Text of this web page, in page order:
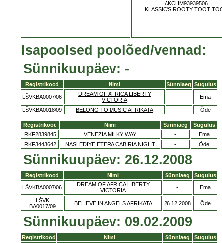
AKCHM93939506
KLASSIC'S ROOTY TOOT
Isapoolsed poolõed/vennad:
Sünnikuupäev: -
Registrikood Nimi Sünniaeg Sugulus
LŠVKBA0007/06
DREAM OF AFRICA LIBERTY
VICTORIA
- Ema
LŠVKBA0018/09 BELONG TO MUSIC AFRIKATA - Õde
Registrikood Nimi Sünniaeg
Sugulus
RKF2839845
VENEZIA MILKY WAY -
Ema
RKF3443642
NASLEDIYE ETERA CABIRIA NIGHT - Õde
Sünnikuupäev: 26.12.2008
Registrikood Nimi Sünniaeg Sugulus
LŠVKBA0007/06
DREAM OF AFRICA LIBERTY
VICTORIA
- Ema
LŠVK
BA0017/09
BELIEVE IN ANGELS AFRIKATA 26.12.2008 Õde
Sünnikuupäev: 09.02.2009
Registrikood Nimi Sünniaeg
Sugulus